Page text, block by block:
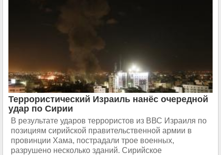
Террористический Израиль нанёс очередной
удар по Сирии
В результате ударов террористов из ВВС Израиля по
позициям сирийской правительственной армии в
провинции Хама, пострадали трое военных,
разрушено несколько зданий. Сирийское